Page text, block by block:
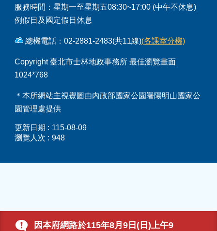
因本府網路於115年8月9日(日)上午9
服務時間：星期一至星期五08:30~17:00 (中午不休息)
例假日及國定假日休息
總機電話：02-2881-2483(共11線)(各課室分機)
Copyright 臺北市士林地政事務所 最佳瀏覽畫面
1024*768
＊本所網站主視覺圖由內政部國家公園署陽明山國家公
園管理處提供
更新日期
115-08-09
瀏覽人次
948